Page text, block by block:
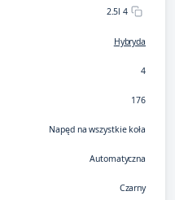
2.5l 4
Hybryda
4
176
Napęd na wszystkie koła
Automatyczna
Czarny